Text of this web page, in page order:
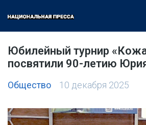
ОБЩЕСТВО ПОЛИТИКА
Юбилейный турнир
посвятили 90-летию
Общество 10 декабря 2025